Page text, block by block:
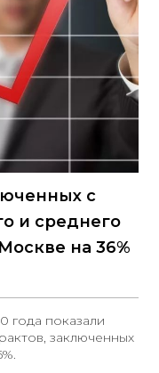
с
и среднего
на 36%
года показали
заключенных